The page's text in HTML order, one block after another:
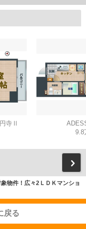
寺Ⅱ
9.8
物件！広々2ＬＤＫマンショ
戻る